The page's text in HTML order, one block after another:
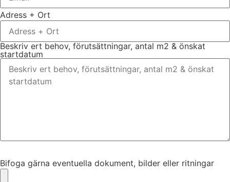
Adress + Ort
Beskriv ert behov, förutsättningar, antal m2 & önskat
startdatum
Bifoga gärna eventuella dokument, bilder eller ritningar